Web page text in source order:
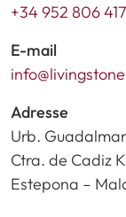
+34 952 806 417
E-mail
Adresse
Urb.
Ctra. de Cadiz
Estepona –